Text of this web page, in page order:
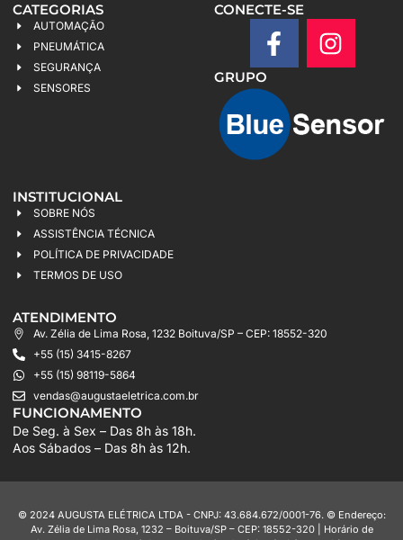
CATEGORIAS
AUTOMAÇÃO
PNEUMÁTICA
SEGURANÇA
SENSORES
CONECTE-SE
GRUPO
INSTITUCIONAL
SOBRE NÓS
ASSISTÊNCIA TÉCNICA
POLÍTICA DE PRIVACIDADE
TERMOS DE USO
ATENDIMENTO
Av. Zélia de Lima Rosa, 1232 Boituva/SP – CEP: 18552-320
+55 (15) 3415-8267
+55 (15) 98119-5864
vendas@augustaeletrica.com.br
FUNCIONAMENTO
De Seg. à Sex – Das 8h às 18h.
Aos Sábados – Das 8h às 12h.
© 2024 AUGUSTA ELÉTRICA LTDA - CNPJ: 43.684.672/0001-76. © Endereço:
Av. Zélia de Lima Rosa, 1232 – Boituva/SP – CEP: 18552-320 | Horário de